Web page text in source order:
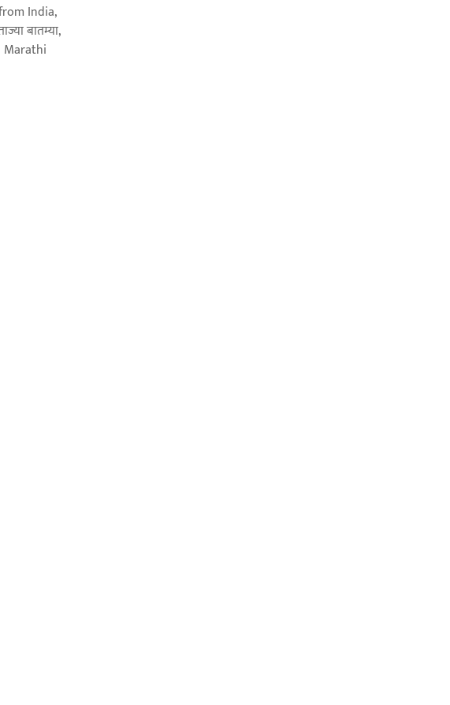
India,
बातम्या,
Marathi